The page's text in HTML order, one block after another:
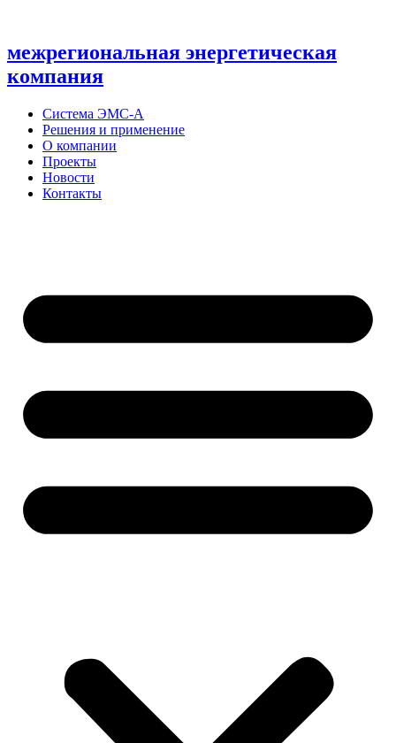
межрегиональная энергетическая
компания
Система ЭМС-А
Решения и применение
О компании
Проекты
Новости
Контакты